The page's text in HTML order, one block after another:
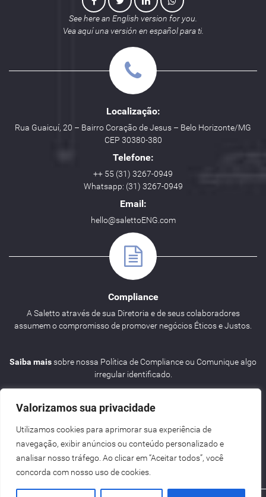
Valorizamos sua privacidade
Utilizamos cookies para aprimorar sua experiência de
navegação, exibir anúncios ou conteúdo personalizado e
analisar nosso tráfego. Ao clicar em “Aceitar todos”, você
concorda com nosso uso de cookies.
See here an English version for you.
Vea aquí una versión en español para ti.
Localização:
Rua Guaicuí, 20 – Bairro Coração de Jesus – Belo Horizonte/MG
CEP 30380-380
Telefone:
++ 55 (31) 3267-0949
Whatsapp: (31) 3267-0949
Email:
hello@salettoENG.com
Compliance
A Saletto através de sua Diretoria e de seus colaboradores
assumem o compromisso de promover negócios Éticos e Justos.
Saiba maissobre nossa Política de Compliance ou Comunique algo
irregular identificado.
Agenda